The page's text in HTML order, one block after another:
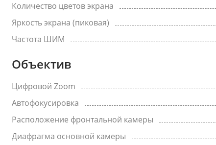
Количество цветов экрана
Яркость экрана (пиковая)
Частота ШИМ
Объектив
Цифровой Zoom
Автофокусировка
Расположение фронтальной камеры
Диафрагма основной камеры